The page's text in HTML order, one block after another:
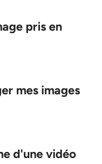
pris en
mes images
d'une vidéo